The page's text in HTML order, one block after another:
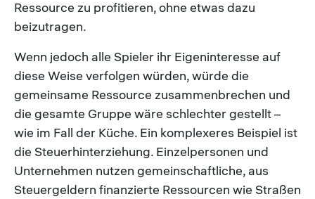
Ressource zu profitieren, ohne etwas dazu
beizutragen.
Wenn jedoch alle Spieler ihr Eigeninteresse auf
diese Weise verfolgen würden, würde die
gemeinsame Ressource zusammenbrechen und
die gesamte Gruppe wäre schlechter gestellt –
wie im Fall der Küche. Ein komplexeres Beispiel ist
die Steuerhinterziehung. Einzelpersonen und
Unternehmen nutzen gemeinschaftliche, aus
Steuergeldern finanzierte Ressourcen wie Straßen